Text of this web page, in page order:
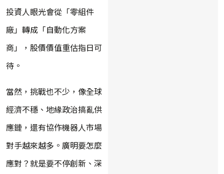
投資人眼光會從「零組件
廠」轉成「自動化方案
商」，股價價值重估指日可
待。
當然，挑戰也不少，像全球
經濟不穩、地緣政治搞亂供
應鏈，還有協作機器人市場
對手越來越多。廣明要怎麼
應對？就是要不停創新、深